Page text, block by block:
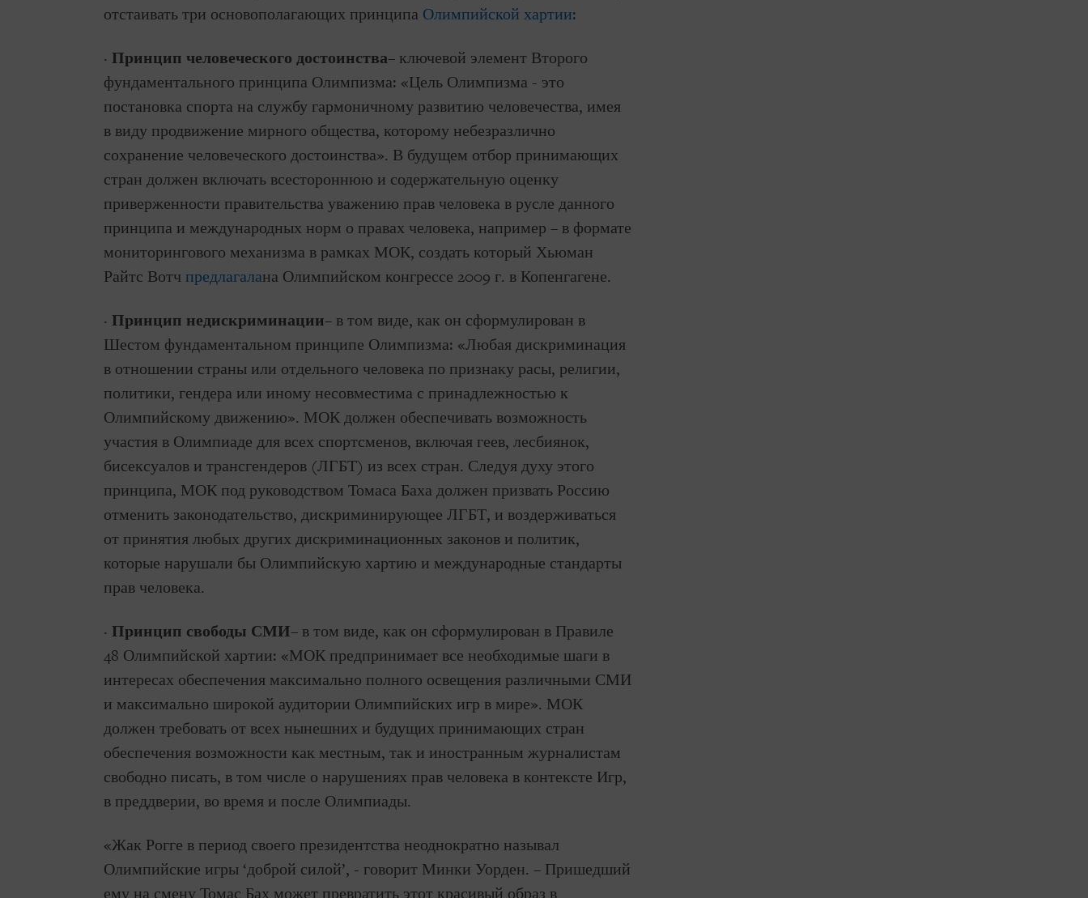
отстаивать три основополагающих принципа Олимпийской хартии:
· Принцип человеческого достоинства– ключевой элемент Второго
фундаментального принципа Олимпизма: «Цель Олимпизма - это
постановка спорта на службу гармоничному развитию человечества, имея
в виду продвижение мирного общества, которому небезразлично
сохранение человеческого достоинства». В будущем отбор принимающих
стран должен включать всестороннюю и содержательную оценку
приверженности правительства уважению прав человека в русле данного
принципа и международных норм о правах человека, например – в формате
мониторингового механизма в рамках МОК, создать который Хьюман
Райтс Вотч предлагалана Олимпийском конгрессе 2009 г. в Копенгагене.
· Принцип недискриминации– в том виде, как он сформулирован в
Шестом фундаментальном принципе Олимпизма: «Любая дискриминация
в отношении страны или отдельного человека по признаку расы, религии,
политики, гендера или иному несовместима с принадлежностью к
Олимпийскому движению». МОК должен обеспечивать возможность
участия в Олимпиаде для всех спортсменов, включая геев, лесбиянок,
бисексуалов и трансгендеров (ЛГБТ) из всех стран. Следуя духу этого
принципа, МОК под руководством Томаса Баха должен призвать Россию
отменить законодательство, дискриминирующее ЛГБТ, и воздерживаться
от принятия любых других дискриминационных законов и политик,
которые нарушали бы Олимпийскую хартию и международные стандарты
прав человека.
· Принцип свободы СМИ– в том виде, как он сформулирован в Правиле
48 Олимпийской хартии: «МОК предпринимает все необходимые шаги в
интересах обеспечения максимально полного освещения различными СМИ
и максимально широкой аудитории Олимпийских игр в мире». МОК
должен требовать от всех нынешних и будущих принимающих стран
обеспечения возможности как местным, так и иностранным журналистам
свободно писать, в том числе о нарушениях прав человека в контексте Игр,
в преддверии, во время и после Олимпиады.
«Жак Рогге в период своего президентства неоднократно называл
Олимпийские игры ‘доброй силой’, - говорит Минки Уорден. – Пришедший
ему на смену Томас Бах может превратить этот красивый образ в